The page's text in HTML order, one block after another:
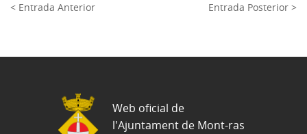
< Entrada Anterior Entrada Posterior >
Web oficial de
l'Ajuntament de Mont-ras